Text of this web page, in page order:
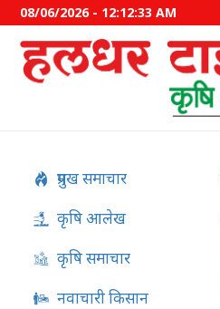
08/06/2026 - 12:12:34 AM
प्रमुख समाचार
कृषि आलेख
कृषि समाचार
नवाचारी किसान